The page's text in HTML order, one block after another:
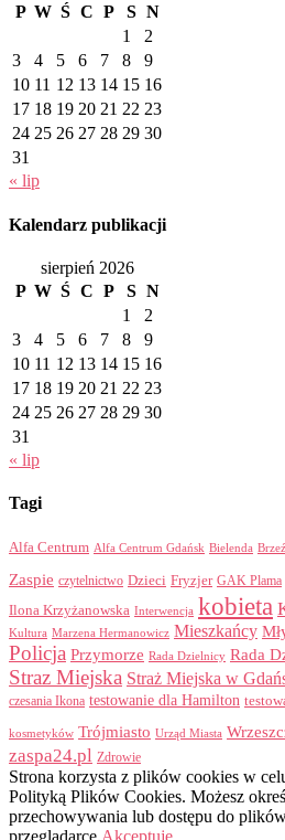
P W Ś C P S N
1
2
3
4 5 6 7 8
9
10 11 12 13 14 15 16
17 18 19 20 21 22 23
24 25 26 27 28 29 30
31
« lip
Kalendarz publikacji
sierpień 2026
P W Ś C P S N
1
2
3
4 5 6 7 8
9
10 11 12 13 14 15 16
17 18 19 20 21 22 23
24 25 26 27 28 29 30
31
« lip
Tagi
Alfa Centrum Alfa Centrum Gdańsk Bielenda
Zaspie czytelnictwo Dzieci Fryzjer GAK Plama
Ilona Krzyżanowska Interwencja kobieta
Kultura Marzena Hermanowicz Mieszkańcy
Policja Przymorze Rada Dzielnicy Rada
Straz Miejska Straż Miejska w
czesania Ikona testowanie dla Hamilton
kosmetyków Trójmiasto Urząd Miasta
zaspa24.pl Zdrowie
Strona korzysta z plików cookies w
Polityką Plików Cookies. Możesz
przechowywania lub dostępu do